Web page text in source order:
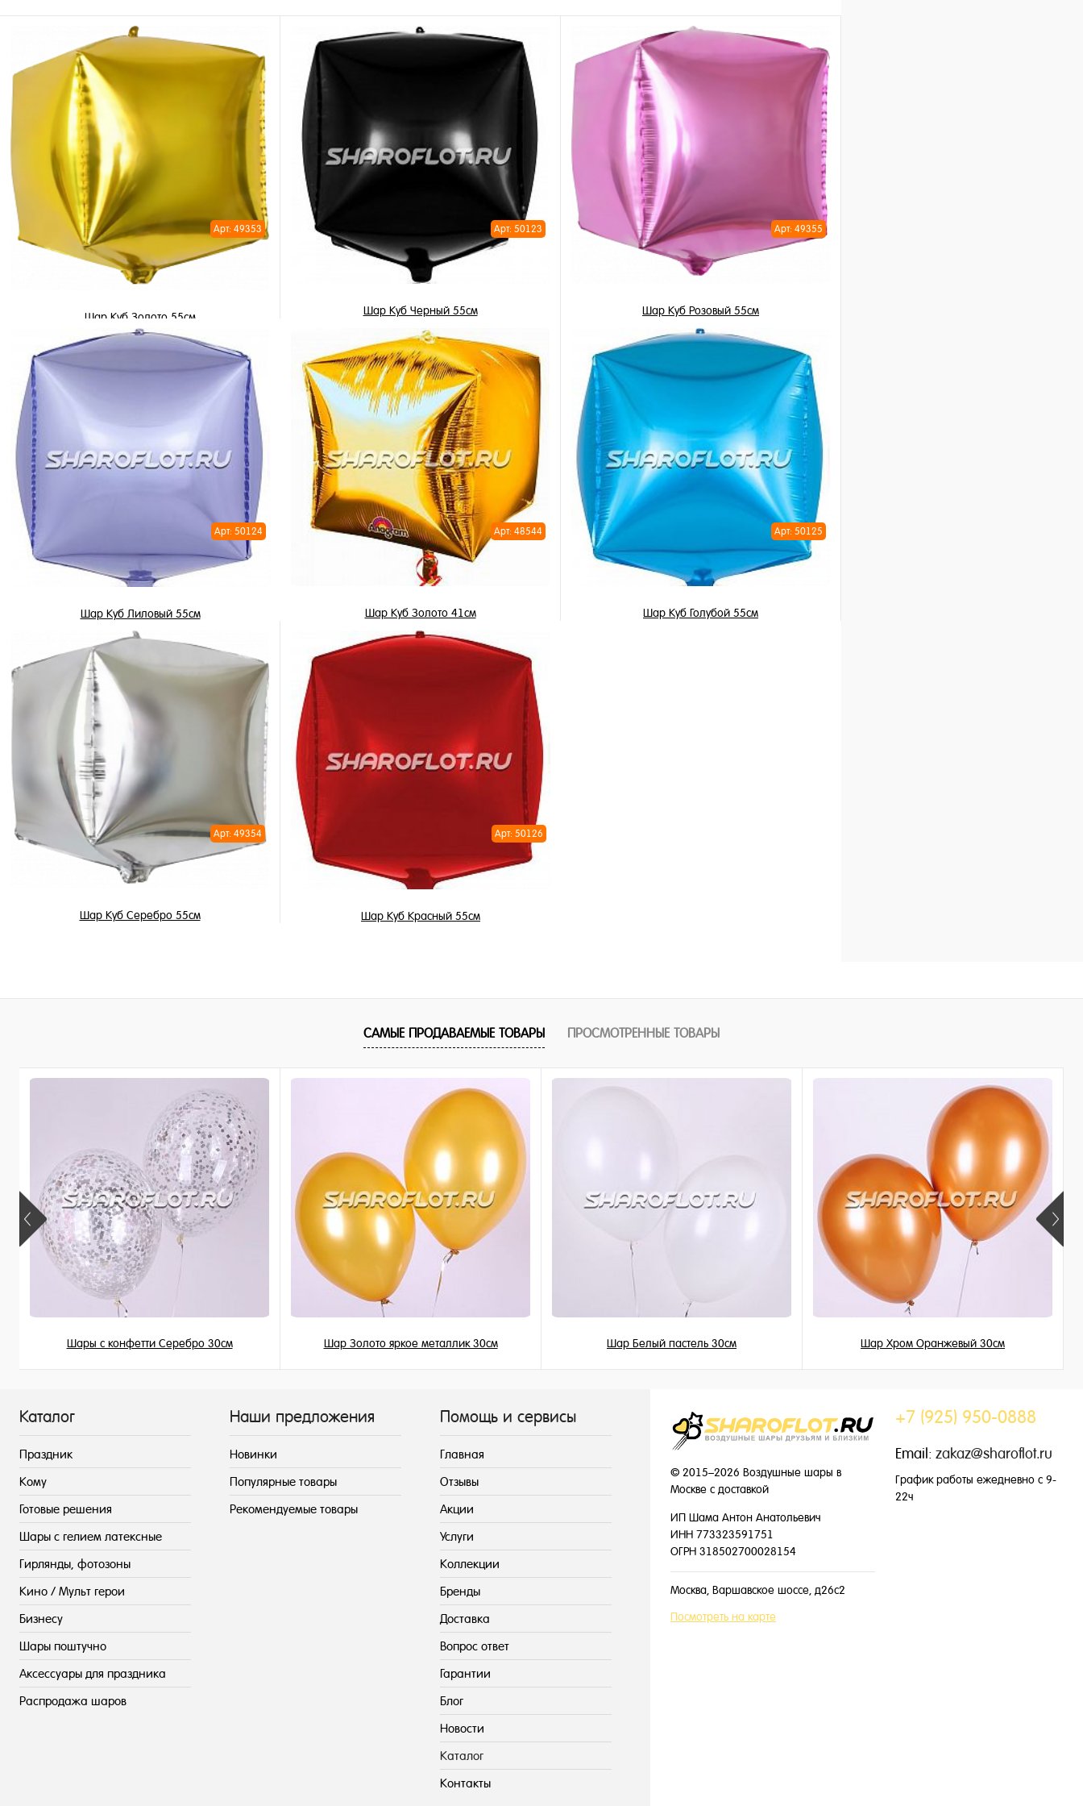
Арт: 49353
Шар Куб Золото 55см
Купить в 1 клик
В избранное
В наличии
Арт: 50123
Шар Куб Черный 55см
450 ₽/ шт
В корзину
Купить в 1 клик
В избранное
В наличии
Арт: 49355
Шар Куб Розовый 55см
Купить в 1 клик
В избранное
В наличии
Арт: 50124
Шар Куб Лиловый 55см
450 ₽
В корзину
Купить в 1 клик
В избранное
В наличии
Арт: 48544
Шар Куб Золото 41см
Купить в 1 клик
В избранное
Арт: 50125
Шар Куб Голубой 55см
Арт: 49354
Шар Куб Серебро 55см
В избранное
Арт: 50126
Шар Куб Красный 55см
В избранное
САМЫЕ ПРОДАВАЕМЫЕ ТОВАРЫ ПРОСМОТРЕННЫЕ ТОВАРЫ
Шары с конфетти Серебро 30см Шар Золото яркое металлик 30см Шар Белый пастель 30см Шар Хром Оранжевый 30см
Каталог
Праздник
Кому
Готовые решения
Шары с гелием латексные
Гирлянды, фотозоны
Кино / Мульт герои
Бизнесу
Шары поштучно
Аксессуары для праздника
Распродажа шаров
Наши предложения
Новинки
Популярные товары
Рекомендуемые товары
Помощь и сервисы
Главная
Отзывы
Акции
Услуги
Коллекции
Бренды
Доставка
Вопрос ответ
Гарантии
Блог
Новости
Каталог
Контакты
© 2015–2026 Воздушные шары в
Москве с доставкой
ИП Шама Антон Анатольевич
ИНН 773323591751
ОГРН 318502700028154
Москва, Варшавское шоссе, д26с2
Посмотреть на карте
+7 (925) 950-0888
Email: zakaz@sharoflot.ru
График работы ежедневно с 9-
22ч